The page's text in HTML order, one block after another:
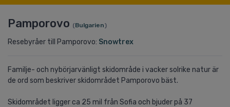
Pamporovo (Bulgarien)
Resebyråer till Pamporovo: Snowtrex
Familje- och nybörjarvänligt skidområde i vacker solrike natur är
de ord som beskriver skidområdet Pamporovo bäst.
Skidområdet ligger ca 25 mil från Sofia och bjuder på 37